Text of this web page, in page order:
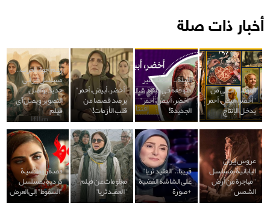
أخبار ذات صلة
الموسم الثاني من
"أخضر، أبيض، أحمر"
يدخل الإنتاج
الليلة.. مفاجآت غير
متوقعة في حلقة
"أخضر، أبيض، أحمر"
الجديدة!
"أخضر، أبيض، أحمر"
يرصد قصصا من
قلب الأزمات!
رغم أجواء الحرب…
مسلسل إيراني
جديد يواصل
التصوير ويصل آي
فیلم
عروس إيران
اليابانية بمسلسل
"مهاجرة من أرض
الشمس"
قريبا.."العقيد ثريا"
على الشاشة الفضية
+صورة
معلومات عن فيلم
"العقيد ثريا"
قصة رومانسية
كردية بمسلسل
"السقوط" إلى العرض